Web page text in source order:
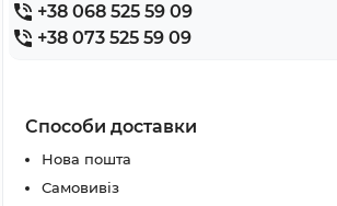
+38 068 525 59 09
+38 073 525 59 09
Способи доставки
Нова пошта
Самовивіз